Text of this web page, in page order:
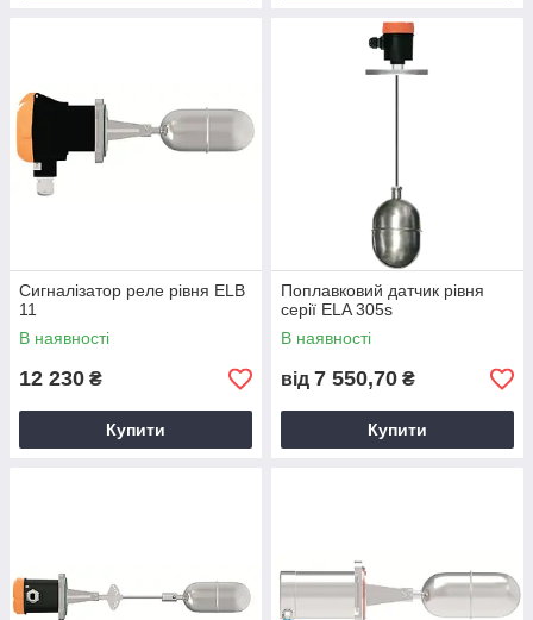
Сигналізатор реле рівня ELB
11
В наявності
12 230 ₴
Купити
Поплавковий датчик рівня
серії ELA 305s
В наявності
від 7 550,70 ₴
Купити